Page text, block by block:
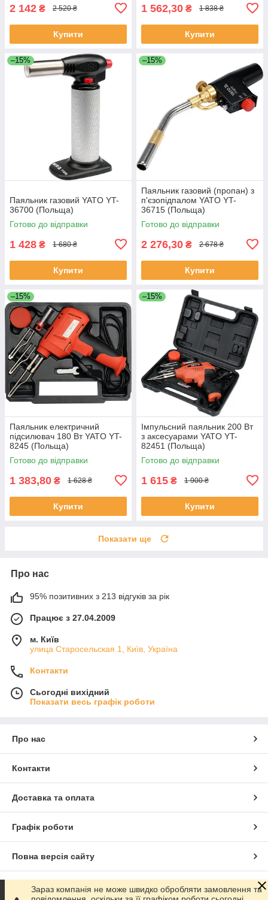
2 142 ₴ 2 520 ₴
Купити
1 562,30 ₴ 1 838 ₴
Купити
–15%
Паяльник газовий YATO YT-
36700 (Польща)
Готово до відправки
1 428 ₴ 1 680 ₴
Купити
–15%
Паяльник газовий (пропан) з
п'єзопідпалом YATO YT-
36715 (Польща)
Готово до відправки
2 276,30 ₴ 2 678 ₴
Купити
–15%
Паяльник електричний
підсилювач 180 Вт YATO YT-
8245 (Польща)
Готово до відправки
1 383,80 ₴ 1 628 ₴
Купити
–15%
Імпульсний паяльник 200 Вт
з аксесуарами YATO YT-
82451 (Польща)
Готово до відправки
1 615 ₴ 1 900 ₴
Купити
Показати ще
Про нас
95% позитивних з 213 відгуків за рік
Працює з 27.04.2009
м. Київ
улица Старосельская 1, Київ, Україна
Контакти
Сьогодні вихідний
Показати весь графік роботи
Про нас
Контакти
Доставка та оплата
Графік роботи
Повна версія сайту
Сайт створено на маркетплейсі Prom.ua
Зараз компанія не може швидко обробляти замовлення та